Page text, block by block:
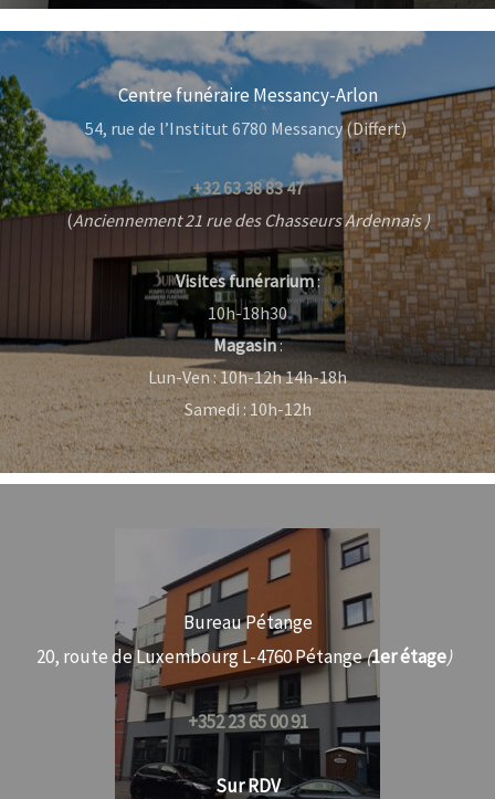
Centre funéraire Messancy-Arlon
54, rue de l’Institut 6780 Messancy (Differt)
+32 63 38 83 47
(Anciennement 21 rue des Chasseurs Ardennais )
Visites funérarium:
10h-18h30
Magasin:
Lun-Ven : 10h-12h 14h-18h
Samedi : 10h-12h
Bureau Pétange
20, route de Luxembourg L-4760 Pétange(1er étage)
+352 23 65 00 91
Sur RDV